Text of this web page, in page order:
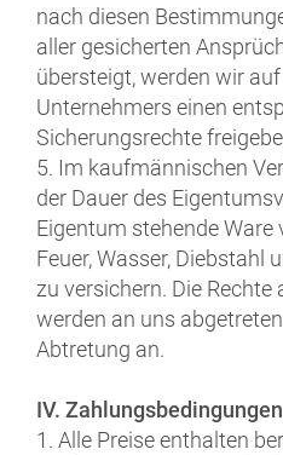
nach diesen
aller gesicherten
übersteigt, werden wir
Unternehmers einen
Sicherungsrechte
5. Im kaufmännischen
der Dauer des
Eigentum stehende Ware
Feuer, Wasser, Diebstahl
zu versichern. Die
werden an uns
Abtretung an.
IV. Zahlungsbedingungen
1. Alle Preise enthalten